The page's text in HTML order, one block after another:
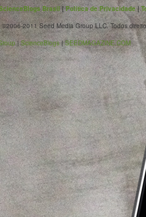
Brasil|Política de Privacidade|
2011 Seed Media Group LLC. Todos
|ScienceBlogs|SEEDMAGAZINE.COM